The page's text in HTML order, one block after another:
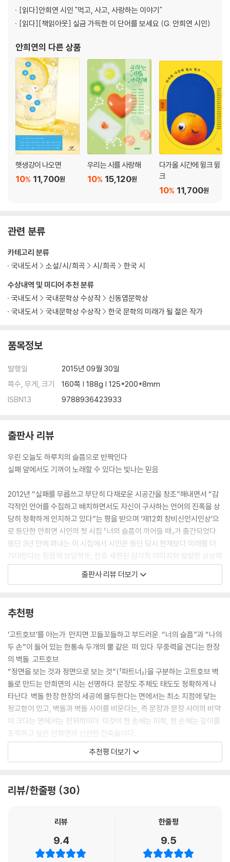
제3부
뇌조
돌의 정원
트릭스터
개에게서 소년에게
한그루의 나무를 그리는 법
백색 공간
피아노의 병
월요일에 죽은 아이들
상상 밖의 모자들로 가득한
검은 낮을 지나 흰 밤에
이사
뮤트
필라멘트
죽은 개를 기르는 사람은
플라스틱 일요일
제4부
탁묘
호우
너의 명랑
라파엘
손의 무게
묵독 연습
야간 비행
슬리핑백
해설 | 김수이
[읽다]안희연 시인 "먹고, 사고, 사랑하는 이야기"
[읽다][책읽아웃] 실금 가득한 이 단어를 보세요 (G. 안희연 시인)
안희연의 다른 상품
햇생강이 나오면
11,700원
10%
우리는 시를 사랑해
15,120원
10%
다가올 시간에 윙크 윙
크
11,700원
10%
관련 분류
수상내역 및 미디어 추천 분류
국내도서
국내문학상 수상작
신동엽문학상
국내도서
국내문학상 수상작 한국 문학의 미래가 될 젊은 작가
카테고리 분류
국내도서
소설/시/희곡 시/희곡 한국 시
품목정보
발행일
2015년 09월 30일
쪽수, 무게, 크기
160쪽 | 188g | 125*200*8mm
ISBN13
9788936423933
출판사 리뷰
우린 오늘도 하루치의 슬픔으로 반짝인다
실패 앞에서도 기꺼이 노래할 수 있다는 빛나는 믿음
2012년 “실패를 무릅쓰고 부단히 다채로운 시공간을 창조”해내면서 “감
각적인 언어를 수집하고 배치하면서도 자신이 구사하는 언어의 진폭을 상
당히 정확하게 인지하고 있다”는 평을 받으며 ‘제12회 창비신인시인상’으
로 등단한 안희연 시인의 첫 시집 『너의 슬픔이 끼어들 때』가 출간되었다.
등단 3년 만에 펴내는 이 시집에서 시인은 등단 당시 현재보다 미래를 더
기대한다는 믿음에 보답하듯, 한층 세련된 감각적 이미지와 발랄한 상상력
을 떠받치는 탄탄한 서정이 유연하게 흐르는 매혹적인 시세계를 펼쳐 보인
다. 소멸해가는 세계와 존재의 실상을 섬세한 관찰력으로 투시하면서 삶과
성”(이원, 추천사)을 엿본다.
너의 머리를 잠시 빌리기로 하자/개에게는 개의 머리가 필요하고 물고기
에게는 물고기의 머리가 필요하듯이//두개의 목소리가 동시에 터져나오
더라도 놀라지 않기로 하자/정면을 보는 것과 정면으로 보는 것/거울은 파
편으로 대항한다//(…)//몸을 벗듯이 색색의 모래들이 흘러내리는 벽/그
렇게 너의 슬픔이 끼어들 때/나의 두 손으로 너의 얼굴을 가려보기도 하
는//왼쪽으로 세번째 사람과 오른쪽으로 세번째 사람/손목과 우산을 합쳐
하나의 이름을 완성한다/나란히 빗속을 걸어간다/최대한의 열매로 최소
한의 벼랑을 떠날 때까지(「파트너」 부분)
안희연의 시는 세계의 소멸과 존재의 몰락이 동시에 진행되는 세계의 어두
운 그늘 속에서 오롯이 솟아오른다. 시인은 “도처에 말할 수 없는 어둠
한 통각이 예민해질수록 강렬해지는 무감각과 무력감으로 살아가는 자의
머에 진짜 언덕이 있다고 믿는”(「접어놓은 페이지」) 신념에 찬 상상과 “나
는 내가 한사람이라는 것을 믿는”(「하나 그리고 둘」) 상상의 신념으로 ‘고
통스러운 무감각’과 ‘격렬한 무기력’이라는 역설적인 존재 방식을 탐색해
출판사 리뷰 더보기
추천평
‘고트호브’를 아는가. 만지면 꼬들꼬들하고 부드러운. “너의 슬픔”과 “나의
두 손”이 들어 있는 한통속 두개의 뿔 같은. 떠 있다. 무중력을 견디는 한장
의 벽돌. 고트호브.
“정면을 보는 것과 정면으로 보는 것”(「파트너」)을 구분하는 고트호브 벽
돌로 만드는 안희연의 시는 선명하다. 문장도 주체도 태도도 정확하게 나
타난다. 벽돌 한장 한장의 세공에 몰두한다는 면에서는 최소 지점에 닿는
정교함이 있고, 벽돌과 벽돌 사이를 비운다는, 즉 문장과 문장 사이의 비약
이 크다는 면에서는 전위적이다. 이것이 한 손에는 미학, 한 손에는 깊이를
포획하고 싶은 안희연의 신선한 건축술이다.
“원탁에 둘러앉은 사람들의 그다음 장면”(「백색 공간」). “두개의 목소리가
동시에 터져나오더라도 놀라지 않”게 되는 것은 ‘마주 앉아 있는 오른손잡
편지」) 하면서 “몸 밖으로 뼈를 꺼내 입은”(「가능한 통조림」) 이 당돌한 ‘고
추천평 더보기
리뷰/한줄평 30
리뷰
9.4
한줄평
9.5